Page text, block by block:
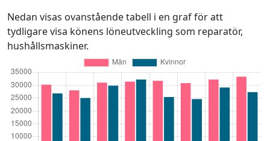
Nedan visas ovanstående tabell i en graf för att
tydligare visa könens löneutveckling som reparatör,
hushållsmaskiner.